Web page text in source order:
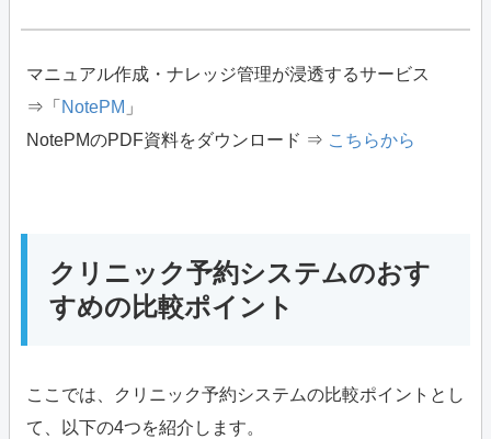
マニュアル作成・ナレッジ管理が浸透するサービス
⇒「 NotePM 」
NotePMのPDF資料をダウンロード ⇒ こちらから
クリニック予約システムのおす
すめの比較ポイント
ここでは、クリニック予約システムの比較ポイントとし
て、以下の4つを紹介します。